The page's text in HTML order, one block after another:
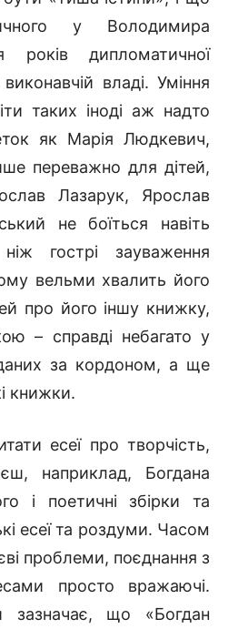
у Володимира
років дипломатичної
владі. Уміння
таких іноді аж надто
як Марія Людкевич,
переважно для дітей,
Лазарук, Ярослав
не боїться навіть
гострі зауваження
вельми хвалить його
про його іншу книжку,
– справді небагато у
за кордоном, а ще
книжки.
есеї про творчість,
наприклад, Богдана
і поетичні збірки та
есеї та роздуми. Часом
проблеми, поєднання з
просто вражаючі.
зазначає, що «Богдан